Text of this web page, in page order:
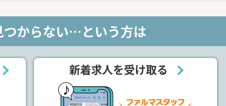
つからない…という方は
新着求人を受け取る